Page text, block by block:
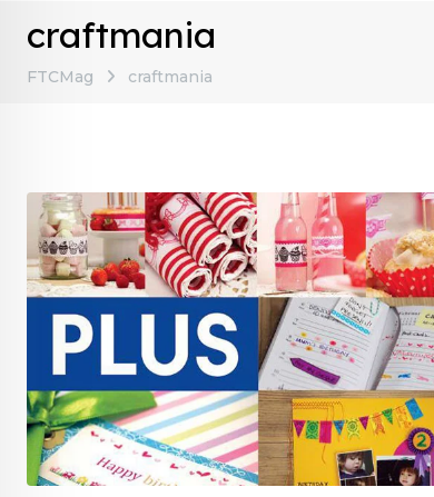
craftmania
FTCMag craftmania